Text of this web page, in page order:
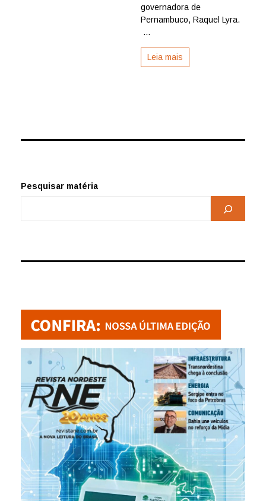
governadora de
Pernambuco, Raquel Lyra.
...
Leia mais
Pesquisar matéria